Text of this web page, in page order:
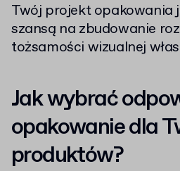
Twój projekt opakowania
szansą na zbudowanie
tożsamości wizualnej
Jak wybrać
opakowanie dla
produktów?